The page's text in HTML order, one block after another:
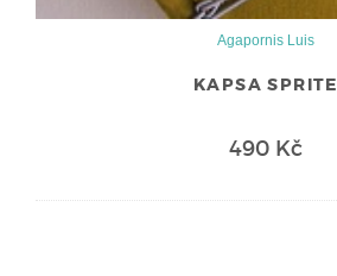
Agapornis Luis
KAPSA SPRITE
490 Kč